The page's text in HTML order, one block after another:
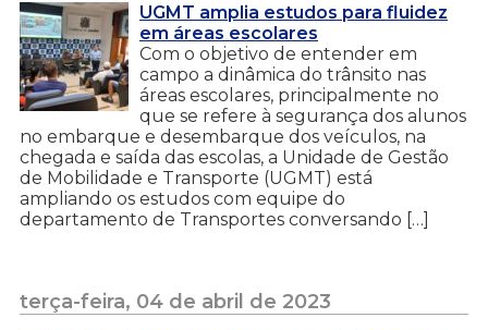
UGMT amplia estudos para fluidez
em áreas escolares
Com o objetivo de entender em
campo a dinâmica do trânsito nas
áreas escolares, principalmente no
que se refere à segurança dos alunos
no embarque e desembarque dos veículos, na
chegada e saída das escolas, a Unidade de Gestão
de Mobilidade e Transporte (UGMT) está
ampliando os estudos com equipe do
departamento de Transportes conversando […]
terça-feira, 04 de abril de 2023